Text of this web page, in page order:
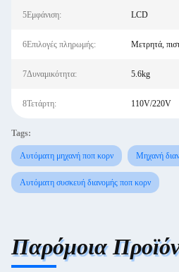
5Εμφάνιση: LCD
6Επιλογές πληρωμής: Μετρητά,
7Δυναμικότητα: 5.6kg
8Τετάρτη: 110V/220V
Tags:
Αυτόματη μηχανή ποπ κορν Μηχανή
Αυτόματη συσκευή διανομής ποπ κορν
Παρόμοια